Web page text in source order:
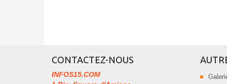
CONTACTEZ-NOUS
INFOS15.COM